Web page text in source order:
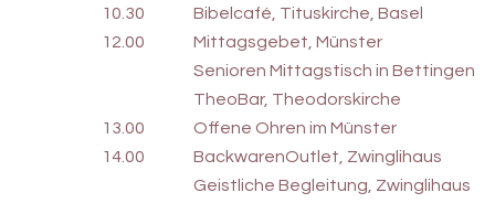
10.30
Bibelcafé, Tituskirche, Basel
12.00
Mittagsgebet, Münster
Senioren Mittagstisch in Bettingen
TheoBar, Theodorskirche
13.00
Offene Ohren im Münster
14.00
BackwarenOutlet, Zwinglihaus
Geistliche Begleitung, Zwinglihaus